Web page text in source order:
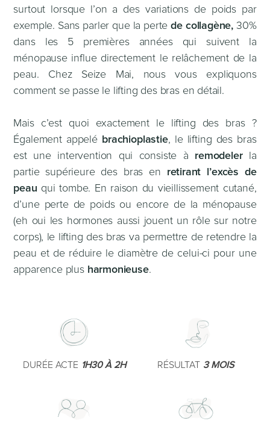
surtout lorsque l’on a des variations de poids par
exemple. Sans parler que la perte de collagène,30%
dans les 5 premières années qui suivent la
ménopause influe directement le relâchement de la
peau. Chez Seize Mai, nous vous expliquons
comment se passe le lifting des bras en détail.
Mais c’est quoi exactement le lifting des bras ?
Également appelé brachioplastie, le lifting des bras
est une intervention qui consiste à remodelerla
partie supérieure des bras en retirant l’excès de
peau qui tombe. En raison du vieillissement cutané,
d’une perte de poids ou encore de la ménopause
(eh oui les hormones aussi jouent un rôle sur notre
corps), le lifting des bras va permettre de retendre la
peau et de réduire le diamètre de celui-ci pour une
apparence plus harmonieuse.
DURÉE ACTE 1H30 À 2H RÉSULTAT 3 MOIS